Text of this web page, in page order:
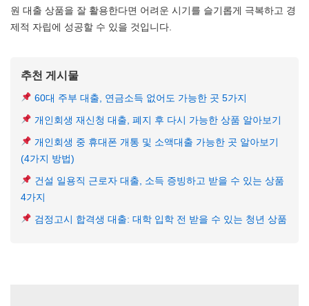
원 대출 상품을 잘 활용한다면 어려운 시기를 슬기롭게 극복하고 경
제적 자립에 성공할 수 있을 것입니다.
추천 게시물
60대 주부 대출, 연금소득 없어도 가능한 곳 5가지
개인회생 재신청 대출, 폐지 후 다시 가능한 상품 알아보기
개인회생 중 휴대폰 개통 및 소액대출 가능한 곳 알아보기
(4가지 방법)
건설 일용직 근로자 대출, 소득 증빙하고 받을 수 있는 상품
4가지
검정고시 합격생 대출: 대학 입학 전 받을 수 있는 청년 상품